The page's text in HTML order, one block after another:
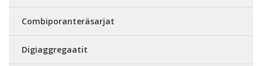
Combiporanteräsarjat
Digiaggregaatit